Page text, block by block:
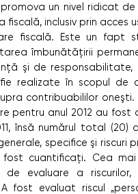
un nivel ridicat
inclusiv prin acces
ﬁscală.
Este un fapt
îmbunătăţirii
şi de responsabilitate,
realizate în scopul de
contribuabililor
pentru anul 2012 au fost
însă numărul total (20)
speciﬁce şi riscuri
cuantiﬁcaţi. Cea mai
evaluare a riscurilor,
evaluat riscul